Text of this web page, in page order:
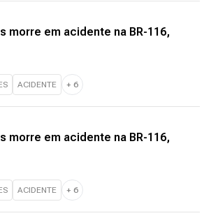
morre em acidente na BR-116,
ACIDENTE + 6
morre em acidente na BR-116,
ACIDENTE + 6